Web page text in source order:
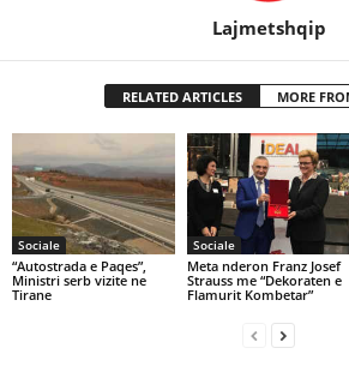
Lajmetshqip
RELATED ARTICLES MORE
Sociale
“Autostrada e Paqes”,
Ministri serb vizite ne
Tirane
Sociale
Meta nderon Franz Josef
Strauss me “Dekoraten e
Flamurit Kombetar”